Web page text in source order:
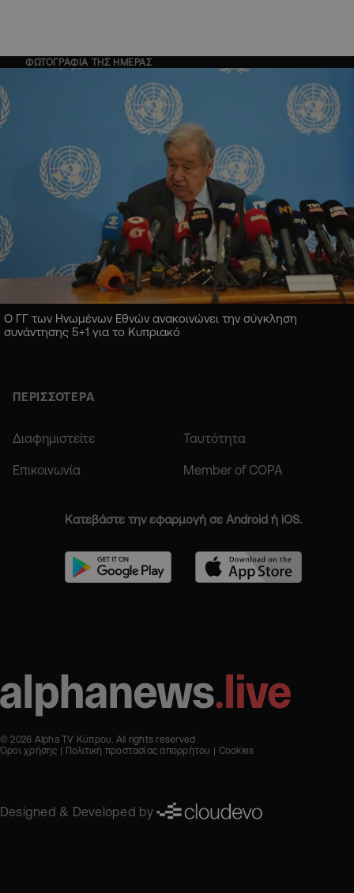
ΦΩΤΟΓΡΑΦΙΑ ΤΗΣ ΗΜΕΡΑΣ
Ο ΓΓ των Ηνωμένων Εθνών ανακοινώνει την σύγκληση
συνάντησης 5+1 για το Κυπριακό
ΠΕΡΙΣΣΟΤΕΡΑ
Διαφημιστείτε Ταυτότητα
Επικοινωνία Member of COPA
Κατεβάστε την εφαρμογή σε Android ή iOS.
© 2026 Alpha TV Κύπρου. All rights reserved
Όροι χρήσης
Πολιτική προστασίας απορρήτου Cookies
Designed & Developed by